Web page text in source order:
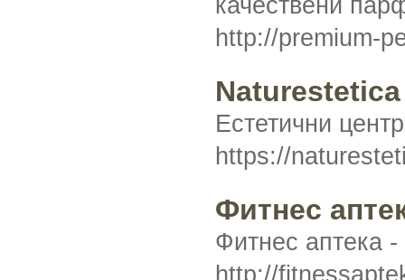
качествени
http://premium-
Naturestetica
Естетични
https://
Фитнес
Фитнес аптека -
http://